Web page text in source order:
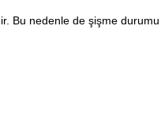
Bu nedenle de şişme durumu